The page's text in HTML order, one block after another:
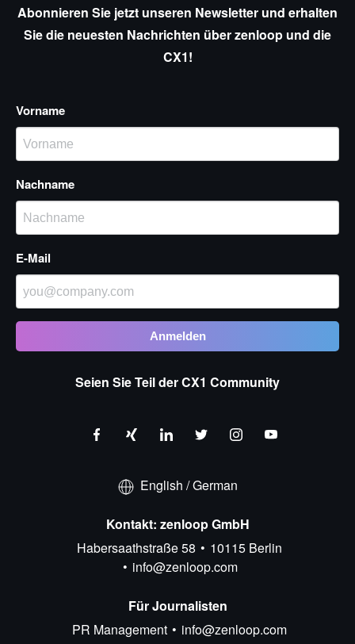
Abonnieren Sie jetzt unseren Newsletter und erhalten
Sie die neuesten Nachrichten über zenloop und die
CX1!
Vorname
Nachname
E-Mail
Seien Sie Teil der CX1 Community
English /German
Kontakt: zenloop GmbH
Habersaathstraße 58
10115 Berlin
info@zenloop.com
Für Journalisten
PR Management
info@zenloop.com